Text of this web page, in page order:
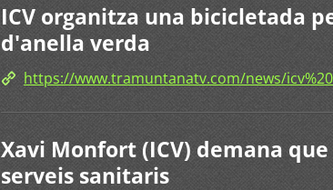
ICV organitza una bicicletada
d'anella verda
https://www.tramuntanatv.com/news/
Xavi Monfort (ICV) demana
serveis sanitaris